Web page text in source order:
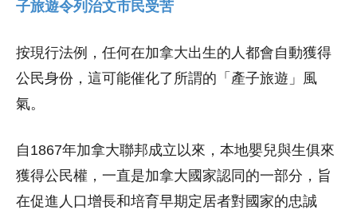
子旅遊令列治文市民受苦
按現行法例，任何在加拿大出生的人都會自動獲得
公民身份，這可能催化了所謂的「產子旅遊」風
氣。
自1867年加拿大聯邦成立以來，本地嬰兒與生俱來
獲得公民權，一直是加拿大國家認同的一部分，旨
在促進人口增長和培育早期定居者對國家的忠誠